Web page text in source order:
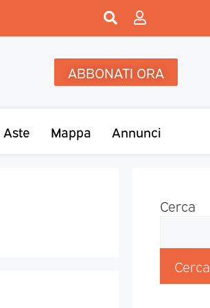
ABBONATI ORA
Aste Mappa Annunci
Cerca
Cerca